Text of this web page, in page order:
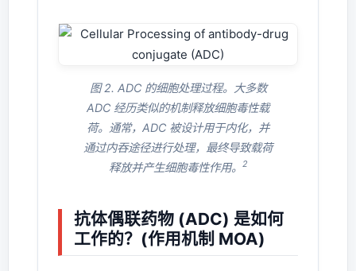
图 2. ADC 的细胞处理过程。大多数
ADC 经历类似的机制释放细胞毒性载
荷。通常，ADC 被设计用于内化，并
通过内吞途径进行处理，最终导致载荷
释放并产生细胞毒性作用。
2
抗体偶联药物 (ADC) 是如何
工作的？(作用机制 MOA)